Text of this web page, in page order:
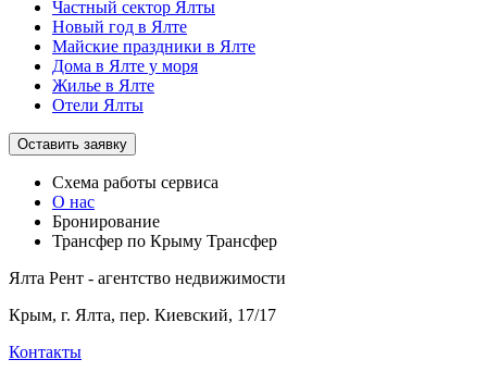
Частный сектор Ялты
Новый год в Ялте
Майские праздники в Ялте
Дома в Ялте у моря
Жилье в Ялте
Отели Ялты
Оставить заявку
Схема работы сервиса
О нас
Бронирование
Трансфер по Крыму Трансфер
Ялта Рент - агентство недвижимости
Крым, г. Ялта, пер. Киевский, 17/17
Контакты